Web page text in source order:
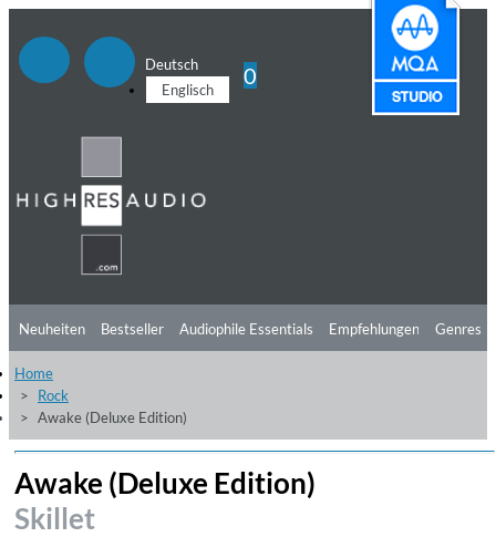
Deutsch
Englisch
0
Neuheiten Bestseller Audiophile Essentials Empfehlungen
Hörtipps
Videos
Genres
Home
Rock
Awake (Deluxe Edition)
Awake (Deluxe Edition)
Skillet